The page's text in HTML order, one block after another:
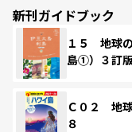
新刊ガイドブック
１５ 地球
島①）３訂版
Ｃ０２ 地
８